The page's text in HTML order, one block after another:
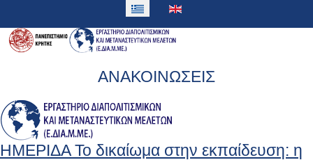
ΑΝΑΚΟΙΝΩΣΕΙΣ
ΗΜΕΡΙΔΑ To δικαίωμα στην εκπαίδευση: η